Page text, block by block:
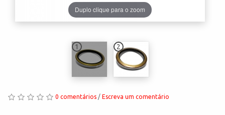
1 2
Duplo clique para o zoom
0 comentários / Escreva um comentário